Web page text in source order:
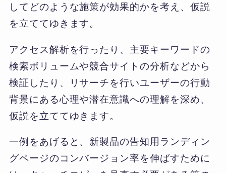
してどのような施策が効果的かを考え、仮説
を立ててゆきます。
アクセス解析を行ったり、主要キーワードの
検索ボリュームや競合サイトの分析などから
検証したり、リサーチを行いユーザーの行動
背景にある心理や潜在意識への理解を深め、
仮説を立ててゆきます。
一例をあげると、新製品の告知用ランディン
グページのコンバージョン率を伸ばすために